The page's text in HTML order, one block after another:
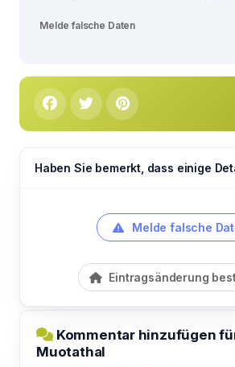
Melde falsche Daten
Haben Sie bemerkt, dass einige
Melde falsche
Eintragsänderung
Kommentar hinzufügen
Muotathal